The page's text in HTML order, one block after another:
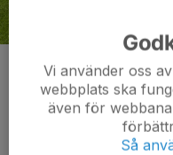
Kommentarer
Vi använder oss
webbplats ska
även för
Så